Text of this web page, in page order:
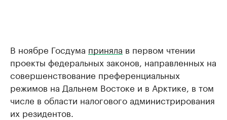
В ноябре Госдума приняла в первом чтении
проекты федеральных законов, направленных на
совершенствование преференциальных
режимов на Дальнем Востоке и в Арктике, в том
числе в области налогового администрирования
их резидентов.